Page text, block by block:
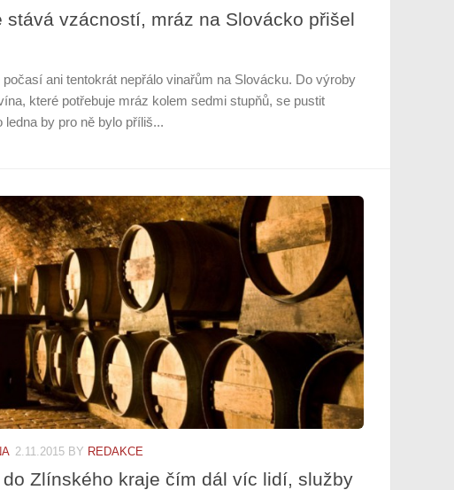
stává vzácností, mráz na Slovácko přišel
ani tentokrát nepřálo vinařům na Slovácku. Do výroby
které potřebuje mráz kolem sedmi stupňů, se pustit
ledna by pro ně bylo příliš...
2.11.2015 BY REDAKCE
Zlínského kraje čím dál víc lidí, služby